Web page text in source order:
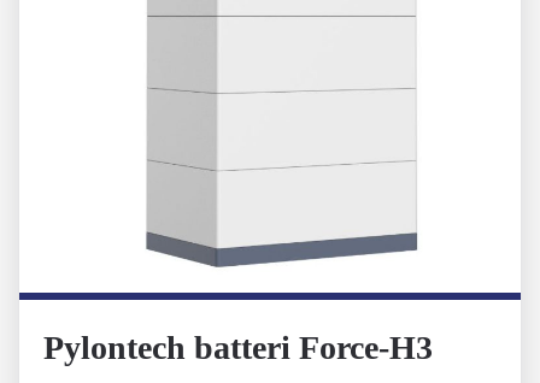
Pylontech batteri Force-H3